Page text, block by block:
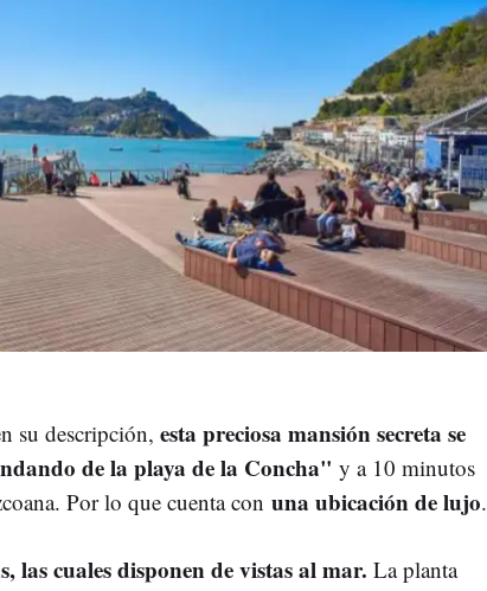
su descripción, esta preciosa mansión secreta se
de la playa de la Concha" y a 10 minutos
Por lo que cuenta con una ubicación de lujo.
las cuales disponen de vistas al mar. La planta